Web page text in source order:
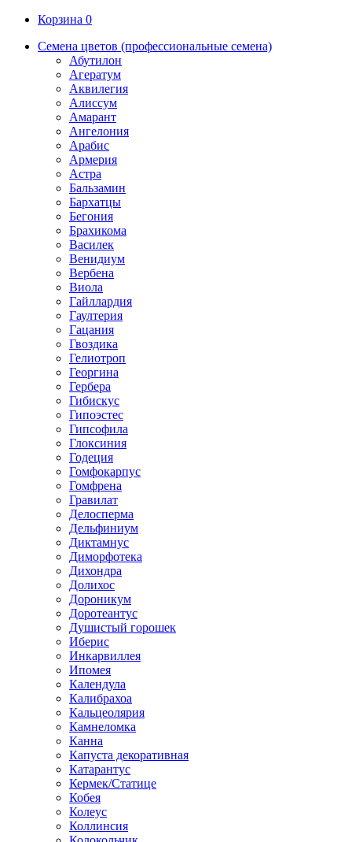
Корзина 0
Семена цветов (профессиональные семена)
Абутилон
Агератум
Аквилегия
Алиссум
Амарант
Ангелония
Арабис
Армерия
Астра
Бальзамин
Бархатцы
Бегония
Брахикома
Василек
Венидиум
Вербена
Виола
Гайллардия
Гаултерия
Гацания
Гвоздика
Гелиотроп
Георгина
Гербера
Гибискус
Гипоэстес
Гипсофила
Глоксиния
Годеция
Гомфокарпус
Гомфрена
Гравилат
Делосперма
Дельфиниум
Диктамнус
Диморфотека
Дихондра
Долихос
Дороникум
Доротеантус
Душистый горошек
Иберис
Инкарвиллея
Ипомея
Календула
Калибрахоа
Кальцеолярия
Камнеломка
Канна
Капуста декоративная
Катарантус
Кермек/Статице
Кобея
Колеус
Коллинсия